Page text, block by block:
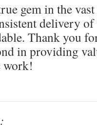
gem in the
delivery
Thank you
in providing
work!